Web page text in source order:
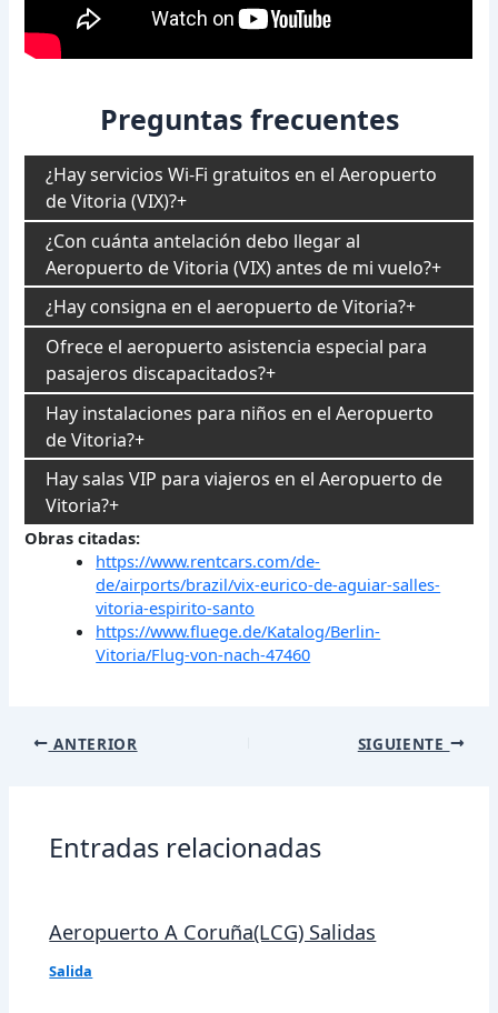
Preguntas frecuentes
¿Hay servicios Wi-Fi gratuitos en el Aeropuerto
de Vitoria (VIX)?
¿Con cuánta antelación debo llegar al
Aeropuerto de Vitoria (VIX) antes de mi vuelo?
¿Hay consigna en el aeropuerto de Vitoria?
Ofrece el aeropuerto asistencia especial para
pasajeros discapacitados?
Hay instalaciones para niños en el Aeropuerto
de Vitoria?
Hay salas VIP para viajeros en el Aeropuerto de
Vitoria?
Obras citadas:
https://www.rentcars.com/de-
de/airports/brazil/vix-eurico-de-aguiar-salles-
vitoria-espirito-santo
https://www.fluege.de/Katalog/Berlin-
Vitoria/Flug-von-nach-47460
Navegación
ANTERIOR SIGUIENTE
Entradas relacionadas
Aeropuerto A Coruña(LCG) Salidas
Salida